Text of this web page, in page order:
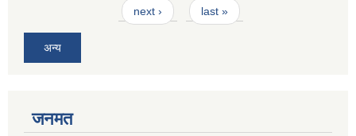
next › last »
अन्य
जनमत